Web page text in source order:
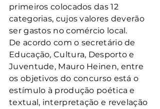
primeiros colocados das 12
categorias, cujos valores deverão
ser gastos no comércio local.
De acordo com o secretário de
Educação, Cultura, Desporto e
Juventude, Mauro Heinen, entre
os objetivos do concurso está o
estímulo à produção poética e
textual, interpretação e revelação